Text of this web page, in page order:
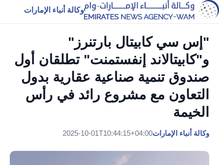
وكالة أنباء الإمارات
"إس سي كابيتال بارتنرز"
و"كابيتالاند إنفستمنت" تطلقان أول
صندوق تنمية صناعية عقارية بدول
التعاون مع مشروع رائد في رأس
الخيمة
وكالة أنباء الإمارات2025-10-01T10:44:15+04:00